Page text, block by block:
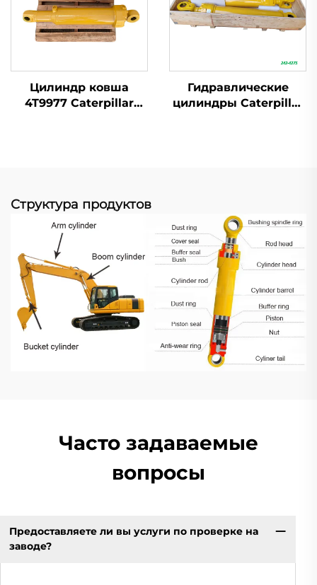
Цилиндр ковша
4T9977 Caterpillar
Гидравлические
цилиндры Caterpillar
Структура продуктов
Часто задаваемые
вопросы
Предоставляете ли вы услуги по проверке на
заводе?